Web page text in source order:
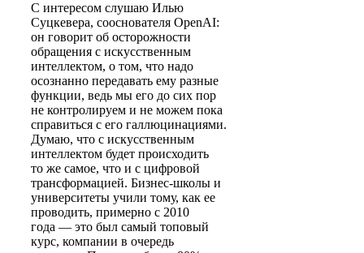
С интересом слушаю Илью
Суцкевера, сооснователя OpenAI:
он говорит об осторожности
обращения с искусственным
интеллектом, о том, что надо
осознанно передавать ему разные
функции, ведь мы его до сих пор
не контролируем и не можем пока
справиться с его галлюцинациями.
Думаю, что с искусственным
интеллектом будет происходить
то же самое, что и с цифровой
трансформацией. Бизнес-школы и
университеты учили тому, как ее
проводить, примерно с 2010
года — это был самый топовый
курс, компании в очередь